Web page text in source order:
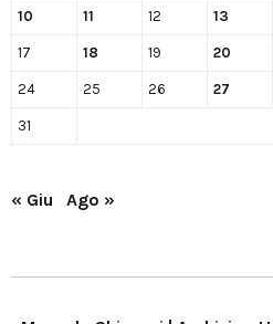
10 11 12 13
17 18 19 20
24 25 26 27
31
« Giu Ago »